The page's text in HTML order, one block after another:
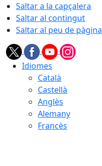
Saltar a la capçalera
Saltar al contingut
Saltar al peu de pàgina
Idiomes
Català
Castellà
Anglès
Alemany
Francès